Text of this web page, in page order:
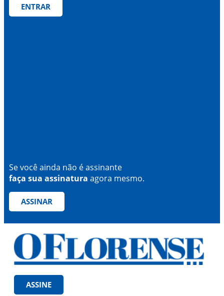
ENTRAR
Se você ainda não é assinante
faça sua assinatura agora mesmo.
ASSINAR
ASSINE